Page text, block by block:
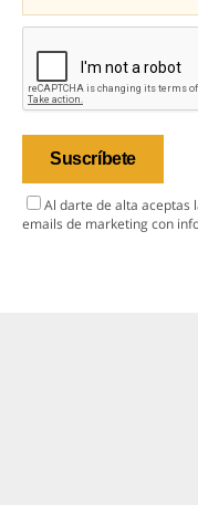
Al darte de alta aceptas
emails de marketing con